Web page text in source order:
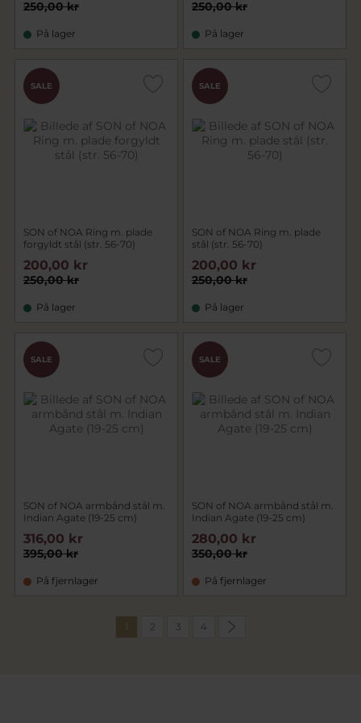
250,00 kr
På lager
250,00 kr
På lager
SALE
SON of NOA Ring m. plade
forgyldt stål (str. 56-70)
250,00 kr
200,00 kr
På lager
SALE
SON of NOA Ring m. plade
stål (str. 56-70)
250,00 kr
200,00 kr
På lager
SALE
SON of NOA armbånd stål m.
Indian Agate (19-25 cm)
395,00 kr
316,00 kr
På fjernlager
SALE
SON of NOA armbånd stål m.
Indian Agate (19-25 cm)
350,00 kr
280,00 kr
På fjernlager
1 2 3 4